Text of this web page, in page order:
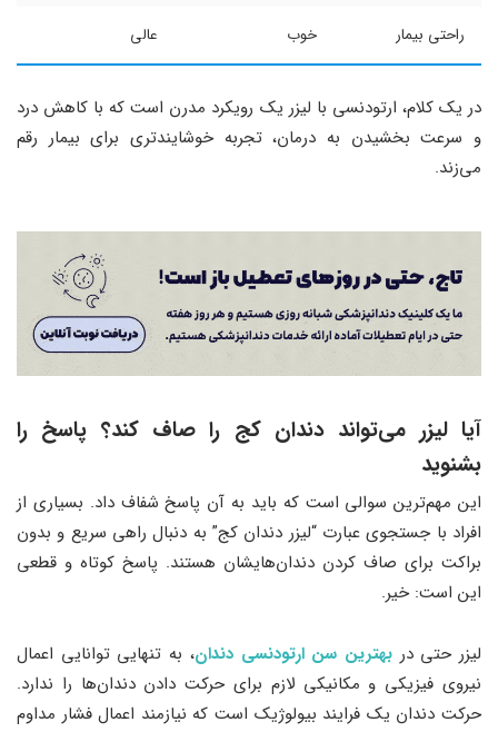
راحتی بیمار خوب عالی
در یک کلام، ارتودنسی با لیزر یک رویکرد مدرن است که با کاهش درد
و سرعت بخشیدن به درمان، تجربه خوشایندتری برای بیمار رقم
می‌زند.
آیا لیزر می‌تواند دندان کج را صاف کند؟ پاسخ را
بشنوید
این مهم‌ترین سوالی است که باید به آن پاسخ شفاف داد. بسیاری از
افراد با جستجوی عبارت “لیزر دندان کج” به دنبال راهی سریع و بدون
براکت برای صاف کردن دندان‌هایشان هستند. پاسخ کوتاه و قطعی
این است: خیر.
لیزر حتی دربهترین سن ارتودنسی دندان، به تنهایی توانایی اعمال
نیروی فیزیکی و مکانیکی لازم برای حرکت دادن دندان‌ها را ندارد.
حرکت دندان یک فرایند بیولوژیک است که نیازمند اعمال فشار مداوم